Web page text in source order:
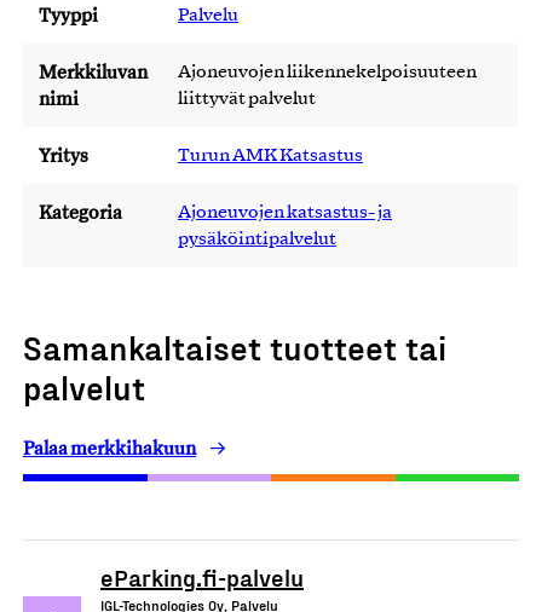
Tyyppi Palvelu
Merkkiluvan
nimi
Ajoneuvojen liikennekelpoisuuteen
liittyvät palvelut
Yritys Turun AMK Katsastus
Kategoria
Ajoneuvojen katsastus- ja
pysäköintipalvelut
Samankaltaiset tuotteet tai
palvelut
Palaa merkkihakuun
eParking.fi-palvelu
IGL-Technologies Oy, Palvelu